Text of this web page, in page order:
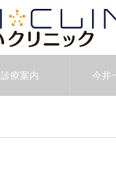
診療案内 今井